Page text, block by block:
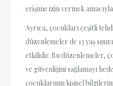
erişime izin vermek
Ayrıca, çocukları çeşitli
düzenlemeler de 13 yaş
etkilidir. Bu düzenlemeler,
ve güvenliğini sağlamayı
çocuklarının kişisel